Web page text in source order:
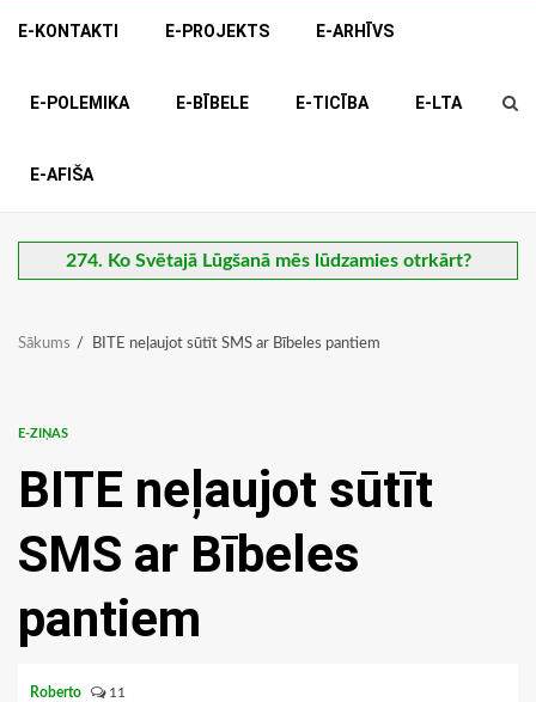
E-KONTAKTI E-PROJEKTS E-ARHĪVS
E-POLEMIKA E-BĪBELE E-TICĪBA E-LTA
E-AFIŠA
274. Ko Svētajā Lūgšanā mēs lūdzamies otrkārt?
Sākums BITE neļaujot sūtīt SMS ar Bībeles pantiem
E-ZIŅAS
BITE neļaujot sūtīt
SMS ar Bībeles
pantiem
Roberto 11